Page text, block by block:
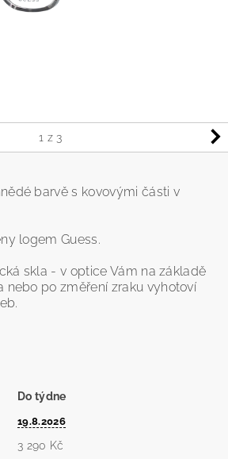
1 z 3
barvě s kovovými části v
logem Guess.
skla - v optice Vám na základě
nebo po změření zraku vyhotoví
Do týdne
19.8.2026
3 290 Kč